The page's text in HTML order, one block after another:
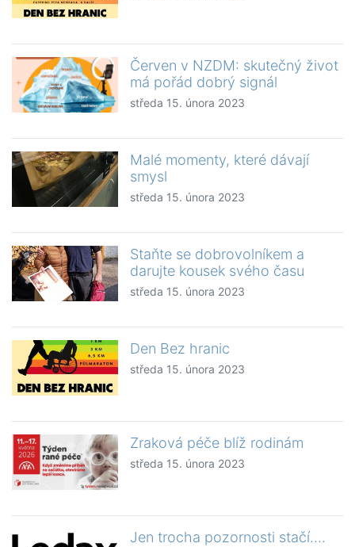
Červen v NZDM: skutečný život
má pořád dobrý signál
středa 15. února 2023
Malé momenty, které dávají
smysl
středa 15. února 2023
Staňte se dobrovolníkem a
darujte kousek svého času
středa 15. února 2023
Den Bez hranic
středa 15. února 2023
Zraková péče blíž rodinám
středa 15. února 2023
Jen trocha pozornosti stačí….